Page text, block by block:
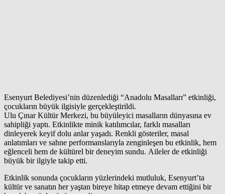
Esenyurt Belediyesi’nin düzenlediği “Anadolu Masalları” etkinliği,
çocukların büyük ilgisiyle gerçekleştirildi.
Ulu Çınar Kültür Merkezi, bu büyüleyici masalların dünyasına ev
sahipliği yaptı. Etkinlikte minik katılımcılar, farklı masalları
dinleyerek keyif dolu anlar yaşadı. Renkli gösteriler, masal
anlatımları ve sahne performanslarıyla zenginleşen bu etkinlik, hem
eğlenceli hem de kültürel bir deneyim sundu. Aileler de etkinliği
büyük bir ilgiyle takip etti.
Etkinlik sonunda çocukların yüzlerindeki mutluluk, Esenyurt’ta
kültür ve sanatın her yaştan bireye hitap etmeye devam ettiğini bir